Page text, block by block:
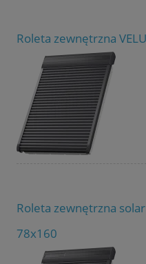
Roleta zewnętrzna
Roleta zewnętrzna
78x160